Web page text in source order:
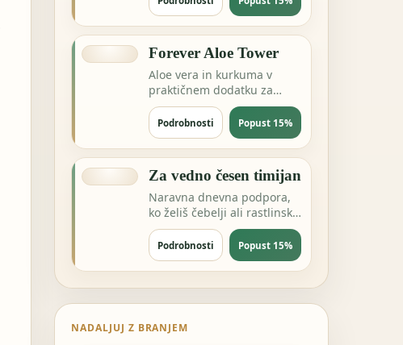
Forever Aloe Tower
Aloe vera in kurkuma v
praktičnem dodatku za
prebavo, sklepe ali dnevno
ravnovesje.
Podrobnosti Popust 15%
Za vedno česen timijan
Naravna dnevna podpora,
ko želiš čebelji ali rastlinski
izdelek za energijo in
odpornost.
Podrobnosti Popust 15%
NADALJUJ Z BRANJEM